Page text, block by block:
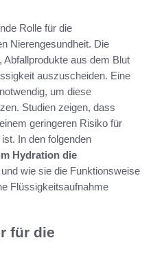
Rolle für die
Nierengesundheit. Die
aus dem Blut
auszuscheiden. Eine
um diese
Studien zeigen, dass
geringeren Risiko für
In den folgenden
Hydration die
und wie sie die Funktionsweise
Flüssigkeitsaufnahme
für die